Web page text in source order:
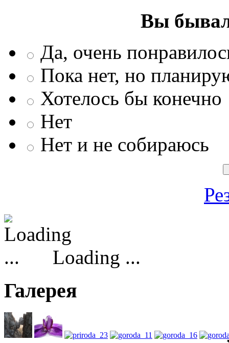
Вы
Да, очень
Пока нет, но
Хотелось бы конечно
Нет
Нет и не собираюсь
Loading ...
Галерея